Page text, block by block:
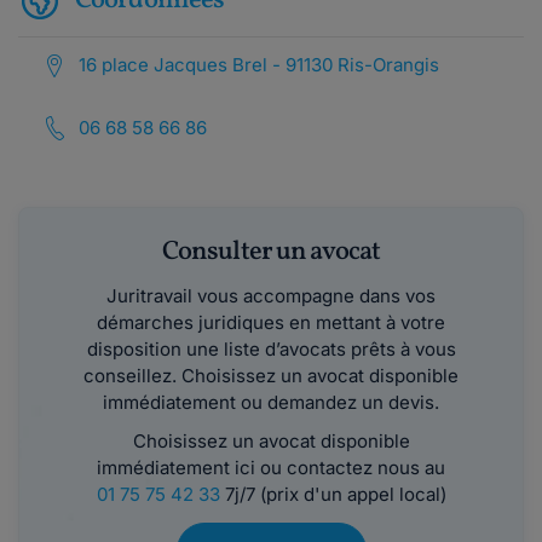
16 place Jacques Brel - 91130 Ris-Orangis
06 68 58 66 86
Consulter un avocat
Juritravail vous accompagne dans vos
démarches juridiques en mettant à votre
disposition une liste d’avocats prêts à vous
conseillez. Choisissez un avocat disponible
immédiatement ou demandez un devis.
Choisissez un avocat disponible
immédiatement ici ou contactez nous au
01 75 75 42 337j/7 (prix d'un appel local)